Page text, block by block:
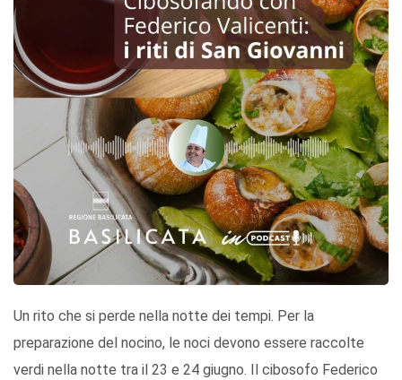
Un rito che si perde nella notte dei tempi. Per la
preparazione del nocino, le noci devono essere raccolte
verdi nella notte tra il 23 e 24 giugno. Il cibosofo Federico